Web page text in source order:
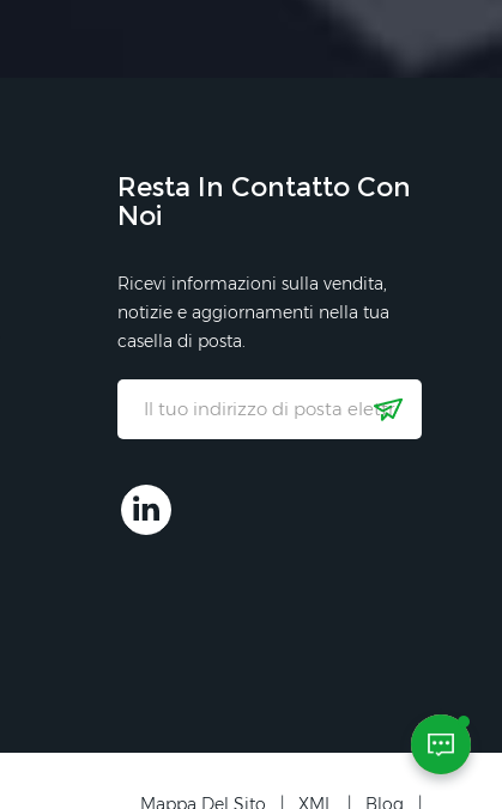
Resta In Contatto Con
Noi
Ricevi informazioni sulla vendita,
notizie e aggiornamenti nella tua
casella di posta.
Mappa Del Sito XML Blog